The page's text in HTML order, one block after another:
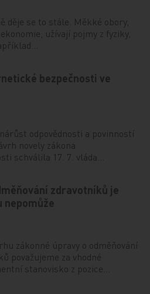
děje se to stále. Měkké obory,
užívají pojmy z fyziky,
bezpečnosti ve
odpovědnosti a povinností
novely zákona
schválila 17. 7. vláda…
zdravotníků je
nepomůže
zákonné úpravy o odměňování
považujeme za vhodné
stanovisko z pozice…